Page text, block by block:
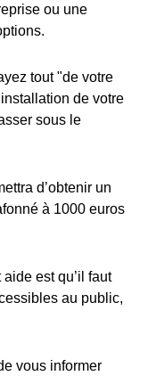
ou une
tout "de votre
de votre
sous le
d’obtenir un
à 1000 euros
est qu’il faut
au public,
vous informer